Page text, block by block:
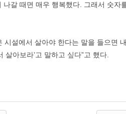
갈 때면 매우 행복했다. 그래서 숫자
시설에서 살아야 한다는 말을 들으면
살아보라’고 말하고 싶다”고 했다.